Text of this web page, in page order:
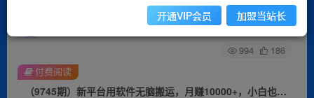
关注 私信
994 186
（9745期）新平台用软件无脑搬运，月赚10000+，小白也能轻松上手
付费阅读
开通VIP会员 加盟当站长